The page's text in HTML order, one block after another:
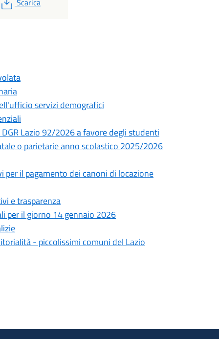
Scarica
servizi demografici
Lazio 92/2026 a favore degli studenti
o parietarie anno scolastico 2025/2026
il pagamento dei canoni di locazione
e trasparenza
per il giorno 14 gennaio 2026
- piccolissimi comuni del Lazio